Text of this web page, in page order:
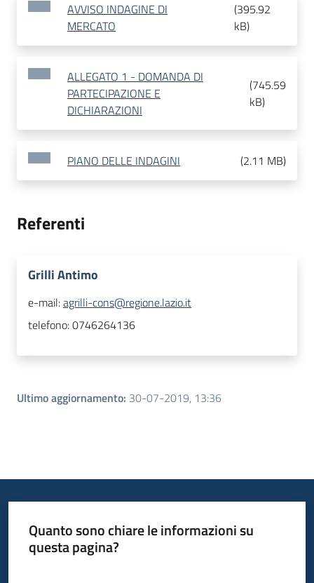
AVVISO INDAGINE DI
MERCATO
(395.92
kB)
ALLEGATO 1 - DOMANDA DI
PARTECIPAZIONE E
DICHIARAZIONI
(745.59
kB)
PIANO DELLE INDAGINI (2.11 MB)
Referenti
Grilli Antimo
e-mail:agrilli-cons@regione.lazio.it
telefono:0746264136
Ultimo aggiornamento: 30-07-2019, 13:36
Quanto sono chiare le informazioni su
questa pagina?